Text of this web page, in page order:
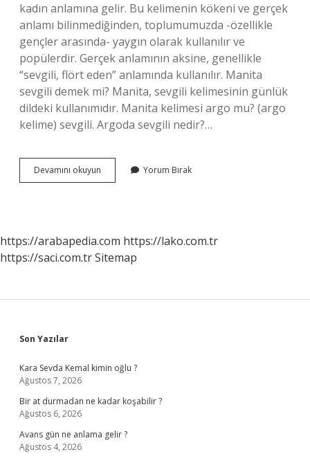
kadın anlamına gelir. Bu kelimenin kökeni ve gerçek
anlamı bilinmediğinden, toplumumuzda -özellikle
gençler arasında- yaygın olarak kullanılır ve
popülerdir. Gerçek anlamının aksine, genellikle
“sevgili, flört eden” anlamında kullanılır. Manita
sevgili demek mi? Manita, sevgili kelimesinin günlük
dildeki kullanımıdır. Manita kelimesi argo mu? (argo
kelime) sevgili. Argoda sevgili nedir?…
Devamını okuyun
Argo
Yorum Bırak
https://arabapedia.com https://lako.com.tr
https://saci.com.trSitemap
Sidebar
Son Yazılar
Kara Sevda Kemal kimin oğlu ?
Ağustos 7, 2026
Bir at durmadan ne kadar koşabilir ?
Ağustos 6, 2026
Avans gün ne anlama gelir ?
Ağustos 4, 2026